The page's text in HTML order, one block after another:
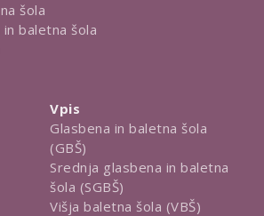
šola
baletna šola
Vpis
Glasbena in baletna šola
(GBŠ)
Srednja glasbena in baletna
šola (SGBŠ)
Višja baletna šola (VBŠ)